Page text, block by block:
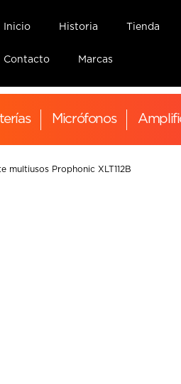
Inicio Historia Tienda
Contacto Marcas
Micrófonos
multiusos Prophonic XLT112B